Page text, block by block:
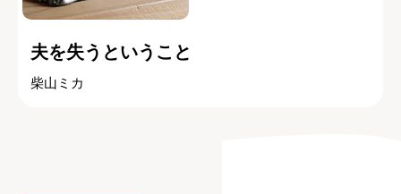
夫を失うということ
柴山ミカ